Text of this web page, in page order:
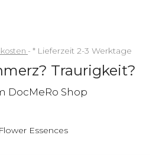
* Lieferzeit 2-3 Werktage
Traurigkeit?
Essences